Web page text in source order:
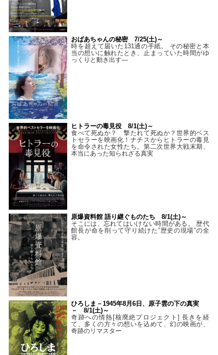
おばあちゃんの秘密 7/25(土)～
時を超えて届いた131通の手紙。 その秘密と本
当の想いに触れたとき、止まっていた時間がゆ
っくりと動き出す―
ヒトラーの毒見役 8/1(土)～
食べて死ぬか？ 撃たれて死ぬか？世界的ベス
トセラーを映画化！ナチスからヒトラーの毒見
を命令された女性たち。第二次世界大戦末期、
本当にあった知られざる真実
原爆資料館 語り継ぐものたち 8/1(土)～
そこには、忘れてはいけない時間がある。 歴代
館長が命を削って守り続けた”歴史の現場”の全
容。
ひろしま－1945年8月6日、原子雲の下の真実
－ 8/1(土)～
奇跡への情熱[核廃絶プロジェクト] 長きを経
て、多くの方々の想いを込めて、幻の映画が、
奇跡のリマスター